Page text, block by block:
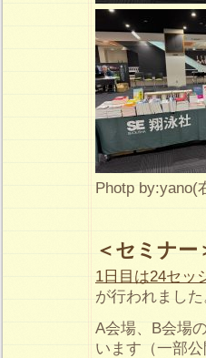
Photp by:yano(
＜セミナー
1日目は24セッ
が行われました
A会場、B会場
います（一部